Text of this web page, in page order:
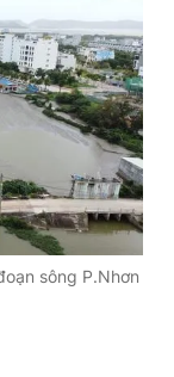
sông P.Nhơn